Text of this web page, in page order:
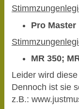
Pro Master
MR 350;
Leider wird
Dennoch ist sie
z.B.: